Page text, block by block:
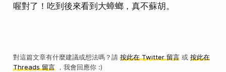
喔對了！吃到後來看到大蟑螂，真不蘇胡。
對這篇文章有什麼建議或想法嗎？請 按此在 Twitter 留言或 按此在
Threads 留言，我會回應你 :)